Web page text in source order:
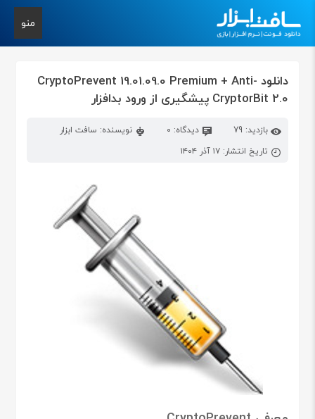
منو
دانلود CryptoPrevent 19.01.09.0 Premium + Anti-
CryptorBit 2.0 پیشگیری از ورود بدافزار
بازدید: 79 دیدگاه: 0
نویسنده: سافت ابزار
تاریخ انتشار: ۱۷ آذر ۱۴۰۴